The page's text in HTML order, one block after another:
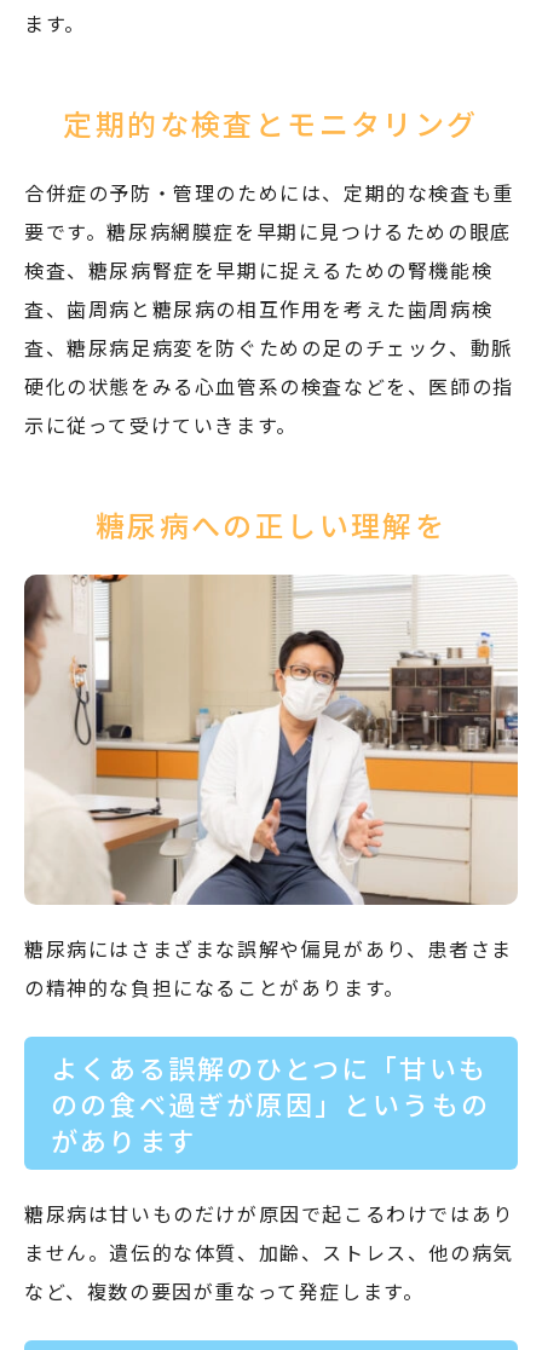
ます。
定期的な検査と モニタリング
合併症の予防・管理のためには、定期的な検査も重
要です。糖尿病網膜症を早期に見つけるための眼底
検査、糖尿病腎症を早期に捉えるための腎機能検
査、歯周病と糖尿病の相互作用を考えた歯周病検
査、糖尿病足病変を防ぐための足のチェック、動脈
硬化の状態をみる心血管系の検査などを、医師の指
示に従って受けていきます。
糖尿病への正しい理解を
糖尿病にはさまざまな誤解や偏見があり、患者さま
の精神的な負担になることがあります。
よくある誤解のひとつに「甘いも
のの食べ過ぎが原因」というもの
があります
糖尿病は甘いものだけが原因で起こるわけではあり
ません。遺伝的な体質、加齢、ストレス、他の病気
など、複数の要因が重なって発症します。